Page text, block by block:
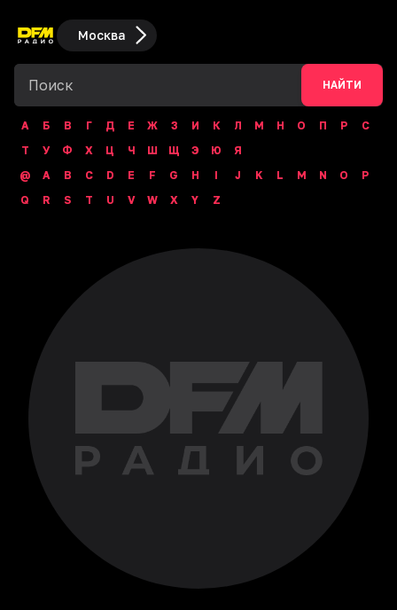
Москва
НАЙТИ
А Б В Г Д Е Ж З И К Л М Н О П Р
С
Т
У Ф Х Ц Ч Ш Щ Э Ю
Я
@
A B C D E F G H I J K L M N O
P
Q
R S T U V W X Y Z